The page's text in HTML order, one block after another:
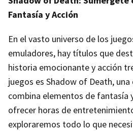
Fantasía y Acción
En el vasto universo de los
emuladores, hay títulos que
historia emocionante y acción
juegos es Shadow of Death, una
combina elementos de fantasía
ofrecer horas de
exploraremos todo lo que